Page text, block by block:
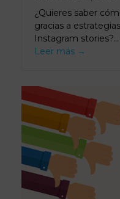
¿Quieres saber
gracias a
Instagram stories?…
Leer más →